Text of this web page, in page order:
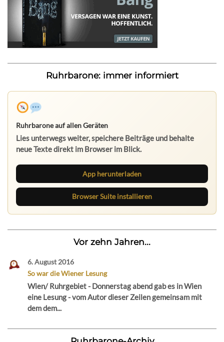
Ruhrbarone: immer informiert
Ruhrbarone auf allen Geräten
Lies unterwegs weiter, speichere Beiträge und behalte
neue Texte direkt im Browser im Blick.
App herunterladen
Browser Suite installieren
Vor zehn Jahren...
6. August 2016
So war die Wiener Lesung
Wien/ Ruhrgebiet - Donnerstag abend gab es in Wien
eine Lesung - vom Autor dieser Zeilen gemeinsam mit
dem dem...